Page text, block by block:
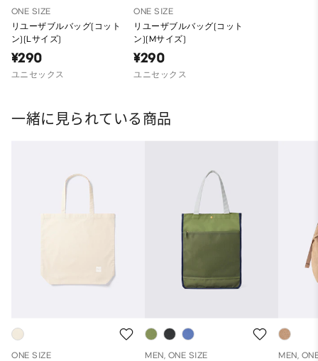
ONE SIZE
リユーザブルバッグ(コット
ン)(Lサイズ)
¥290
ユニセックス
ONE SIZE
リユーザブルバッグ(コット
ン)(Mサイズ)
¥290
ユニセックス
一緒に見られている商品
ONE SIZE MEN, ONE SIZE MEN,